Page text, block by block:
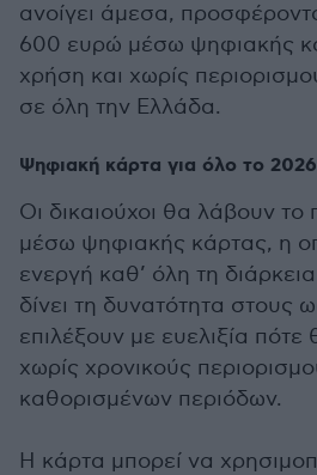
ανοίγει άμεσα,
600 ευρώ μέσω ψηφιακής
χρήση και χωρίς
σε όλη την Ελλάδα.
Ψηφιακή κάρτα για όλο το 2026
Οι δικαιούχοι θα λάβουν το
μέσω ψηφιακής κάρτας, η
ενεργή καθ’ όλη τη
δίνει τη δυνατότητα στους
επιλέξουν με ευελιξία πότε
χωρίς χρονικούς
καθορισμένων περιόδων.
Η κάρτα μπορεί να